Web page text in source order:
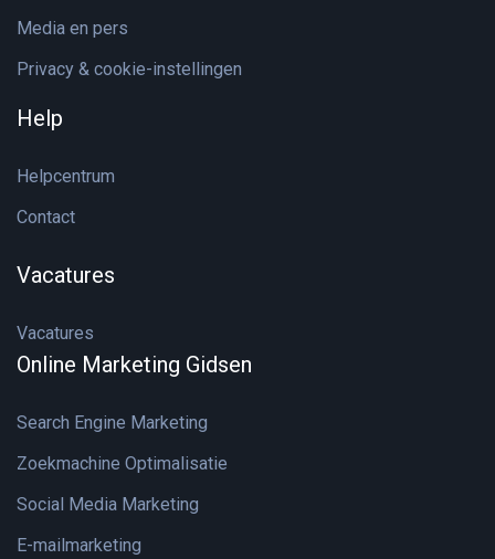
Media en pers
Privacy & cookie-instellingen
Help
Helpcentrum
Contact
Vacatures
Vacatures
Online Marketing Gidsen
Search Engine Marketing
Zoekmachine Optimalisatie
Social Media Marketing
E-mailmarketing